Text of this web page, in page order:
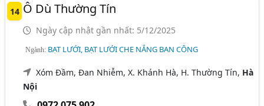
14 Ô Dù Thường Tín
Ngày cập nhật gần nhất: 5/12/2025
Ngành: BẠT LƯỚI, BẠT LƯỚI CHE NẮNG BAN CÔNG
Xóm Đầm, Đan Nhiễm, X. Khánh Hà, H. Thường Tín, Hà
Nội